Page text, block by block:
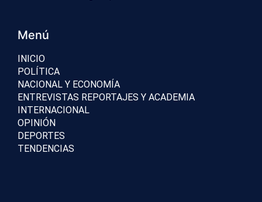
Menú
INICIO
POLÍTICA
NACIONAL Y ECONOMÍA
ENTREVISTAS REPORTAJES Y ACADEMIA
INTERNACIONAL
OPINIÓN
DEPORTES
TENDENCIAS